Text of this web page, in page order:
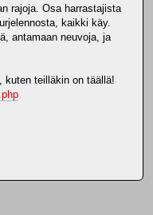
rajoja. Osa harrastajista
kaikki käy.
antamaan neuvoja, ja
kuten teilläkin on täällä!